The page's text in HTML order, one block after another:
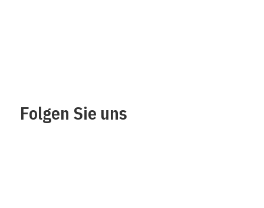
Folgen Sie uns